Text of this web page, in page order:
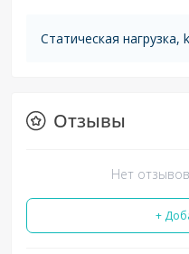
Статическая нагрузка,
Отзывы
Нет
+